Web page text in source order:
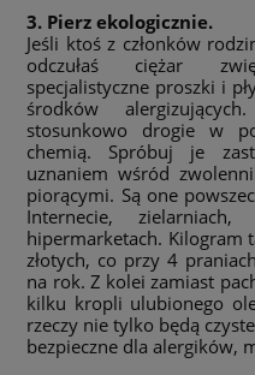
3. Pierz ekologicznie.
Jeśli ktoś z członków
odczułaś ciężar
specjalistyczne proszki i
środków
stosunkowo drogie w
chemią. Spróbuj je
uznaniem wśród
piorącymi. Są one
Internecie,
hipermarketach. Kilogram
złotych, co przy 4
na rok. Z kolei zamiast
kilku kropli ulubionego
rzeczy nie tylko będą
bezpieczne dla alergików,